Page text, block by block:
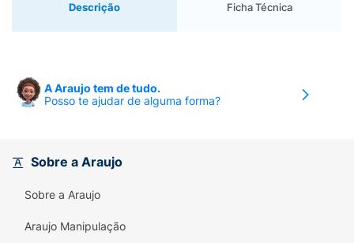
Descrição Ficha Técnica
A Araujo tem de tudo.
Posso te ajudar de alguma forma?
Sobre a Araujo
Sobre a Araujo
Araujo Manipulação